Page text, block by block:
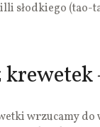
słodkiego (tao-
wrzucamy